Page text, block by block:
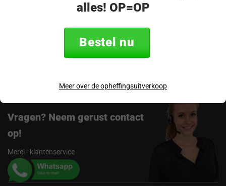
Verzending & retourneren
Vragen? Neem gerust contact
op!
Merel - klantenservice
alles! OP=OP
Bestel nu
Meer over de opheffingsuitverkoop